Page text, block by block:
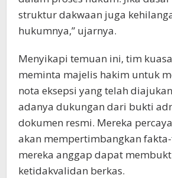
struktur dakwaan juga
hukumnya,” ujarnya.
Menyikapi temuan ini, tim
meminta majelis hakim untuk
nota eksepsi yang telah
adanya dukungan dari bukti
dokumen resmi. Mereka
akan mempertimbangkan
mereka anggap dapat
ketidakvalidan berkas.